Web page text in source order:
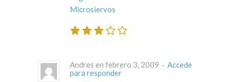
Microsiervos
Andres en febrero 3, 2009 · Accede
para responder